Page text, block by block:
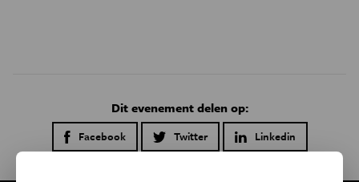
Dit evenement delen op:
Facebook Twitter Linkedin